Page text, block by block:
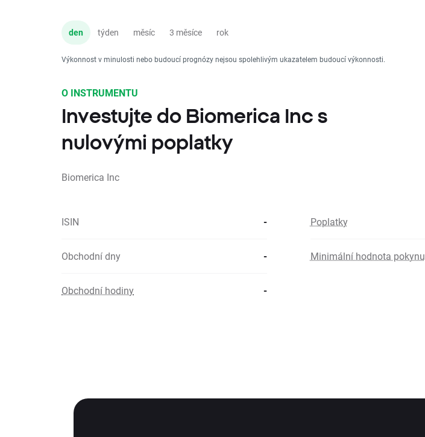
den týden měsíc 3 měsíce rok
Výkonnost v minulosti nebo budoucí prognózy nejsou spolehlivým ukazatelem budoucí výkonnosti.
O INSTRUMENTU
Investujte do Biomerica Inc s
nulovými poplatky
Biomerica Inc
ISIN - Poplatky
Obchodní dny - Minimální hodnota pokynu
Obchodní hodiny -